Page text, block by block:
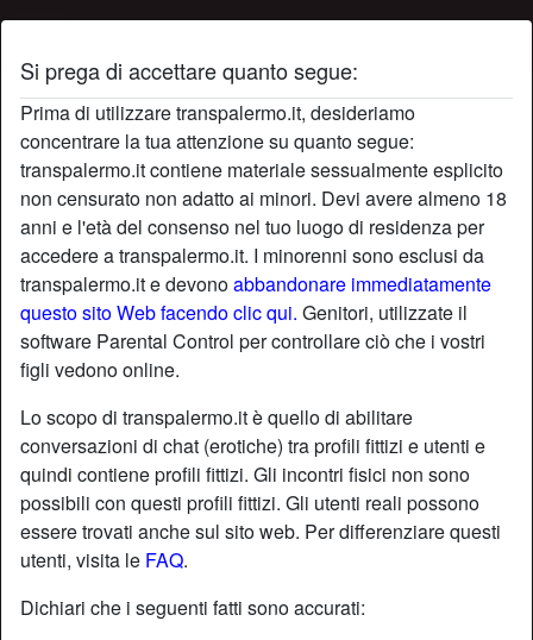
Si prega di accettare quanto segue:
Prima di utilizzare transpalermo.it, desideriamo
concentrare la tua attenzione su quanto segue:
transpalermo.it contiene materiale sessualmente esplicito
non censurato non adatto ai minori. Devi avere almeno 18
anni e l'età del consenso nel tuo luogo di residenza per
accedere a transpalermo.it. I minorenni sono esclusi da
transpalermo.it e devonoabbandonare immediatamente
questo sito Web facendo clic qui. Genitori, utilizzate il
software Parental Control per controllare ciò che i vostri
figli vedono online.
Lo scopo di transpalermo.it è quello di abilitare
conversazioni di chat (erotiche) tra profili fittizi e utenti e
quindi contiene profili fittizi. Gli incontri fisici non sono
possibili con questi profili fittizi. Gli utenti reali possono
essere trovati anche sul sito web. Per differenziare questi
utenti, visita le FAQ.
Dichiari che i seguenti fatti sono accurati:
Profilo di boccadolce
starAggiungi chatChatta adesso